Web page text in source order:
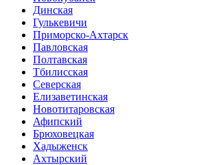
Динская
Гулькевичи
Приморско-Ахтарск
Павловская
Полтавская
Тбилисская
Северская
Елизаветинская
Новотитаровская
Афипский
Брюховецкая
Хадыженск
Ахтырский